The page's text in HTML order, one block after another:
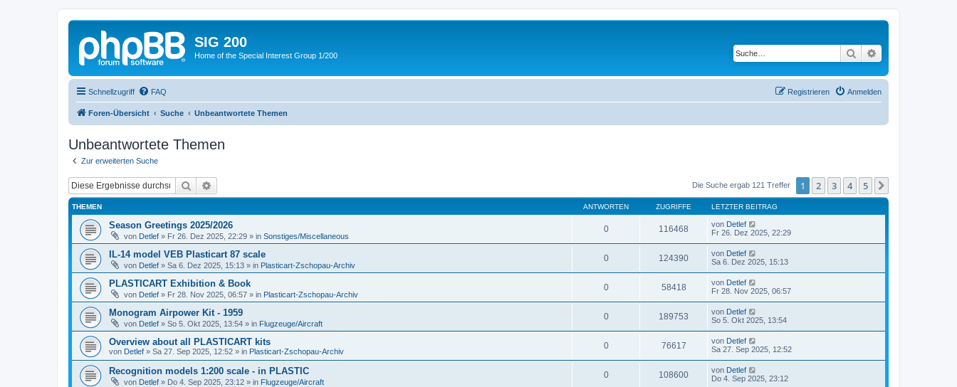
SIG 200
Home of the Special Interest Group 1/200 Suche
Schnellzugriff FAQ Anmelden
Registrieren
Foren-Übersicht Suche Unbeantwortete Themen
Unbeantwortete Themen
Zur erweiterten Suche
Suche Die Suche ergab 121 Treffer 1 2 3 4 5
THEMEN ANTWORTEN ZUGRIFFE LETZTER BEITRAG
Season Greetings 2025/2026
von Detlef » Fr 26. Dez 2025, 22:29 » in Sonstiges/Miscellaneous
0 116468 von Detlef
Fr 26. Dez 2025, 22:29
IL-14 model VEB Plasticart 87 scale
von Detlef » Sa 6. Dez 2025, 15:13 » in Plasticart-Zschopau-Archiv
0 124390 von Detlef
Sa 6. Dez 2025, 15:13
PLASTICART Exhibition & Book
von Detlef » Fr 28. Nov 2025, 06:57 » in Plasticart-Zschopau-Archiv
0 58418 von Detlef
Fr 28. Nov 2025, 06:57
Monogram Airpower Kit - 1959
von Detlef » So 5. Okt 2025, 13:54 » in Flugzeuge/Aircraft
0 189753 von Detlef
So 5. Okt 2025, 13:54
Overview about all PLASTICART kits
von Detlef » Sa 27. Sep 2025, 12:52 » in Plasticart-Zschopau-Archiv
0 76617 von Detlef
Sa 27. Sep 2025, 12:52
Recognition models 1:200 scale - in PLASTIC
von Detlef » Do 4. Sep 2025, 23:12 » in Flugzeuge/Aircraft
0 108600 von Detlef
Do 4. Sep 2025, 23:12